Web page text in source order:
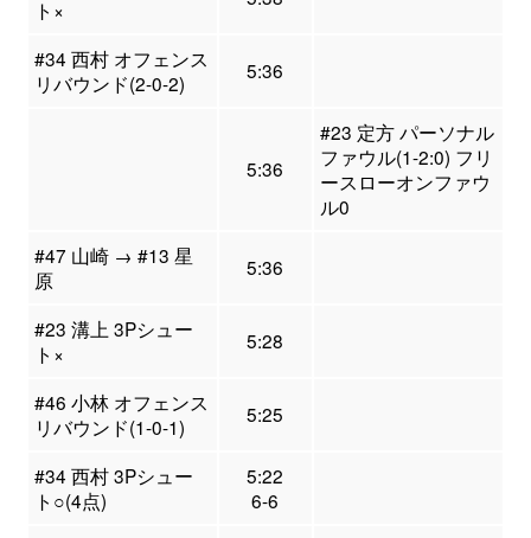
ト×
#34 西村 オフェンス
リバウンド(2-0-2)
5:36
5:36
#23 定方 パーソナル
ファウル(1-2:0) フリ
ースローオンファウ
ル0
#47 山崎 → #13 星
原
5:36
#23 溝上 3Pシュー
ト×
5:28
#46 小林 オフェンス
リバウンド(1-0-1)
5:25
#34 西村 3Pシュー
ト○(4点)
5:22
6-6